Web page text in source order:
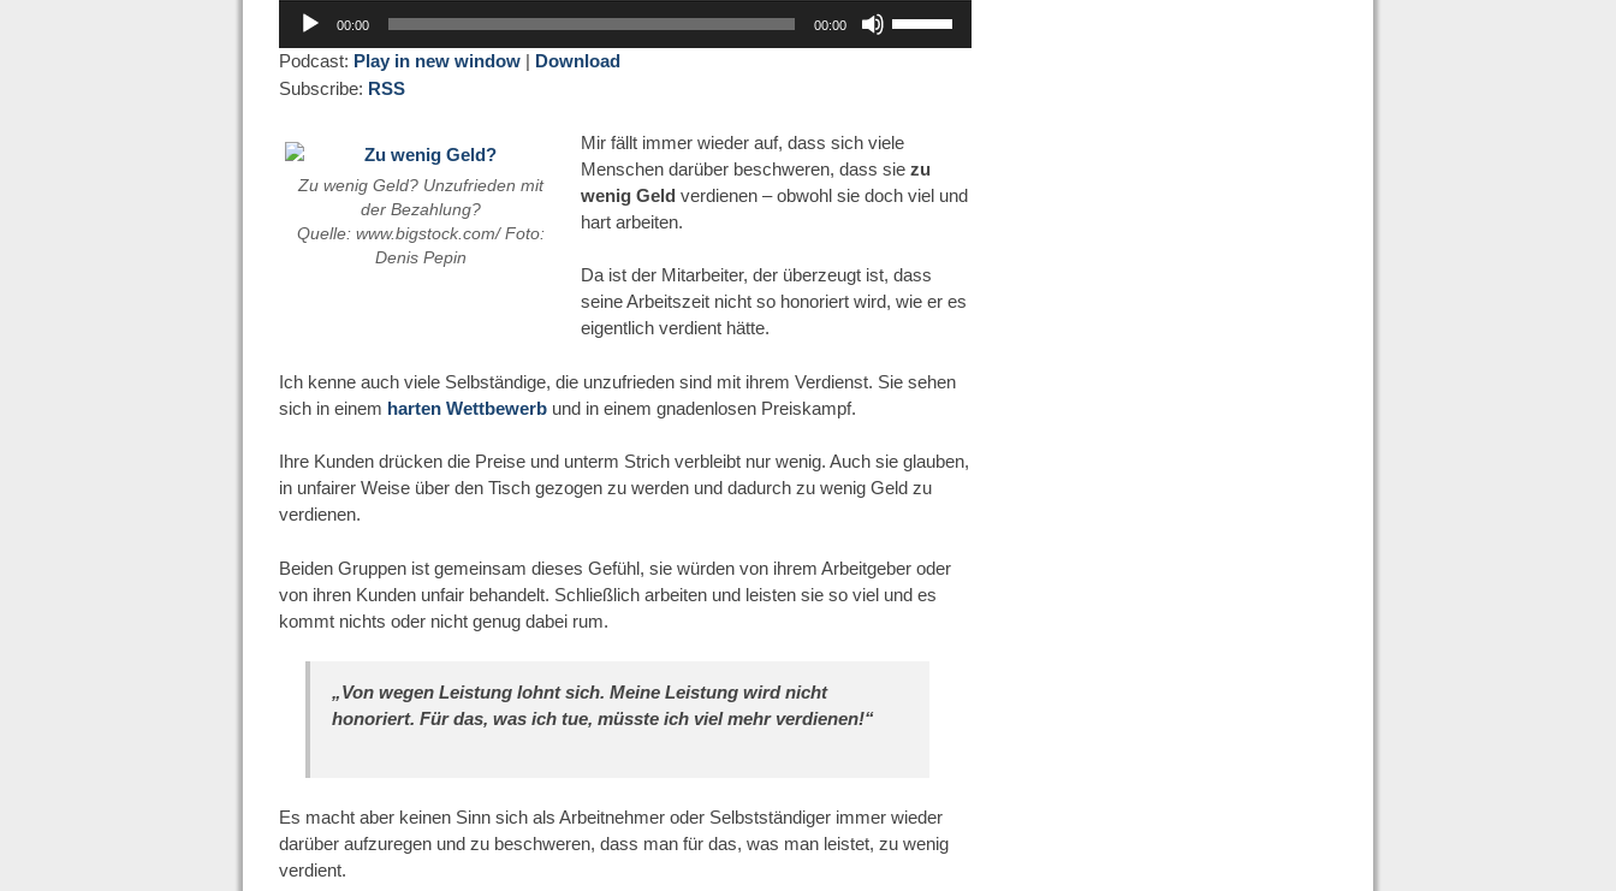
Audio-
Player
00:00 00:00
Lautstärke
zu
regeln.
Podcast: Play in new window| Download
Subscribe: RSS
Zu wenig Geld? Unzufrieden mit
der Bezahlung?
Quelle: www.bigstock.com/ Foto:
Denis Pepin
Mir fällt immer wieder auf, dass sich viele
Menschen darüber beschweren, dass sie zu
wenig Geld verdienen – obwohl sie doch viel und
hart arbeiten.
Da ist der Mitarbeiter, der überzeugt ist, dass
seine Arbeitszeit nicht so honoriert wird, wie er es
eigentlich verdient hätte.
Ich kenne auch viele Selbständige, die unzufrieden sind mit ihrem Verdienst. Sie sehen
sich in einem harten Wettbewerb und in einem gnadenlosen Preiskampf.
Ihre Kunden drücken die Preise und unterm Strich verbleibt nur wenig. Auch sie glauben,
in unfairer Weise über den Tisch gezogen zu werden und dadurch zu wenig Geld zu
verdienen.
Beiden Gruppen ist gemeinsam dieses Gefühl, sie würden von ihrem Arbeitgeber oder
von ihren Kunden unfair behandelt. Schließlich arbeiten und leisten sie so viel und es
kommt nichts oder nicht genug dabei rum.
„Von wegen Leistung lohnt sich. Meine Leistung wird nicht
honoriert. Für das, was ich tue, müsste ich viel mehr verdienen!“
Es macht aber keinen Sinn sich als Arbeitnehmer oder Selbstständiger immer wieder
darüber aufzuregen und zu beschweren, dass man für das, was man leistet, zu wenig
verdient.